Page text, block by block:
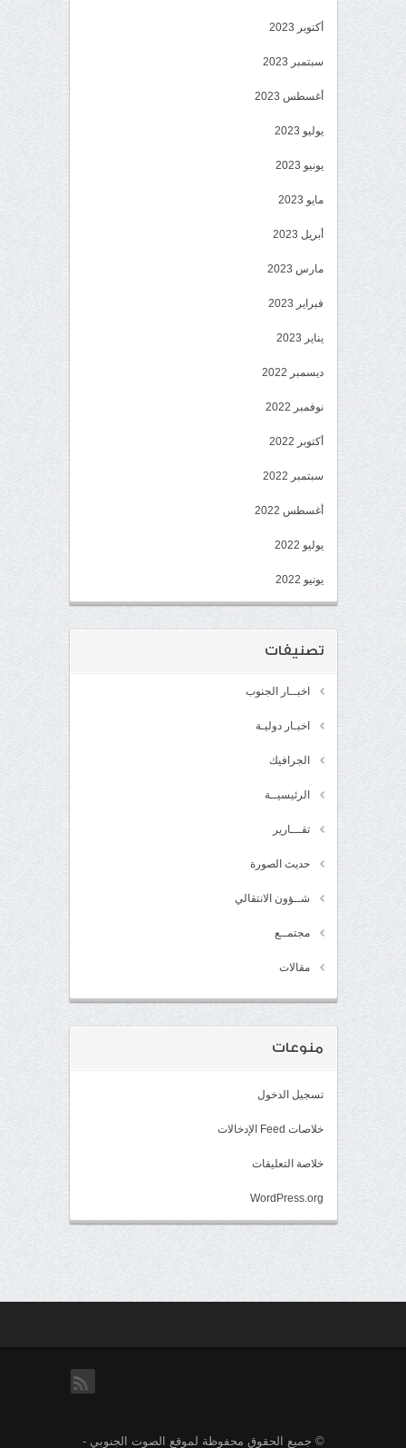
أكتوبر 2023
سبتمبر 2023
أغسطس 2023
يوليو 2023
يونيو 2023
مايو 2023
أبريل 2023
مارس 2023
فبراير 2023
يناير 2023
ديسمبر 2022
نوفمبر 2022
أكتوبر 2022
سبتمبر 2022
أغسطس 2022
يوليو 2022
يونيو 2022
تصنيفات
اخبــار الجنوب
اخبـار دوليـة
الجرافيك
الرئيسيــة
تقـــارير
حديث الصورة
شــؤون الانتقالي
مجتمــع
مقالات
منوعات
تسجيل الدخول
خلاصات Feed الإدخالات
خلاصة التعليقات
WordPress.org
© جميع الحقوق محفوظة لموقع الصوت الجنوبي -